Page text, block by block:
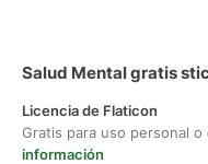
Salud Mental gratis
Licencia de Flaticon
Gratis para uso personal
información